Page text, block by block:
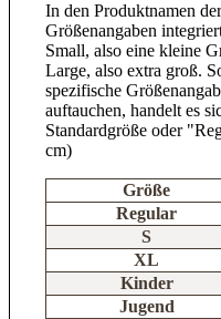
In den Produktnamen
Größenangaben
Small, also eine kleine
Large, also extra groß.
spezifische
auftauchen, handelt es
Standardgröße oder
cm)
Größe
Regular
S
XL
Kinder
Jugend